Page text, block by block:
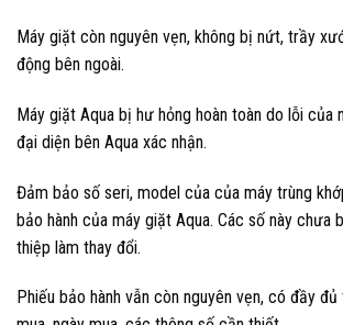
Máy giặt còn nguyên vẹn, không bị nứt, trầy
động bên ngoài.
Máy giặt Aqua bị hư hỏng hoàn toàn do lỗi của
đại diện bên Aqua xác nhận.
Đảm bảo số seri, model của của máy trùng
bảo hành của máy giặt Aqua. Các số này chưa
thiệp làm thay đổi.
Phiếu bảo hành vẫn còn nguyên vẹn, có đầy